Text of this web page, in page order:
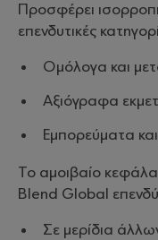
Προσφέρει
επενδυτικές
Ομόλογα και
Αξιόγραφα
Εμπορεύματα
Το αμοιβαίο
Blend Global
Σε μερίδια